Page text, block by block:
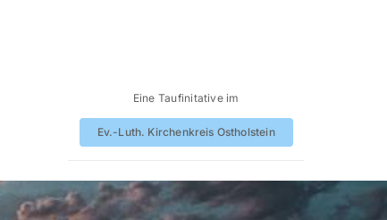
Eine Taufinitative im
Ev.-Luth. Kirchenkreis Ostholstein